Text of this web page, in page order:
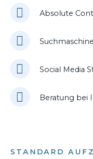
Absolute
Social Media
Beratung bei
STANDARD